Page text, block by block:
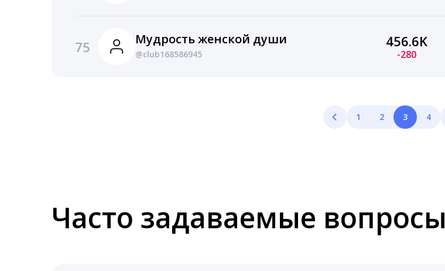
75 Мудрость женской души
@club168586945
456.6K
-280
1 2 3 4
Часто задаваемые вопросы